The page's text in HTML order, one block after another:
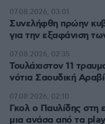
Συνελήφθη πρώην
για την εξαφάνιση
07.08.2026, 03:01
Τουλάχιστον 11
νότια Σαουδική
07.08.2026, 02:35
Γκολ ο Παυλίδης στη
μια ανάσα από τα
07.08.2026, 02:10